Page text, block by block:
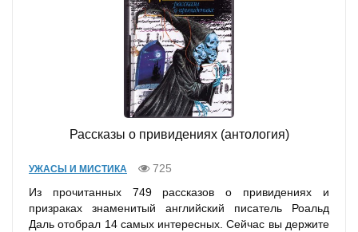
Рассказы о привидениях (антология)
УЖАСЫ И МИСТИКА
725
Из прочитанных 749 рассказов о привидениях и
призраках знаменитый английский писатель Роальд
Даль отобрал 14 самых интересных. Сейчас вы держите